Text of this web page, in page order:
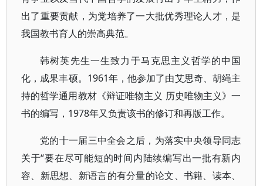
出了重要贡献，为党培养了一大批优秀理论人才，是
我国教书育人的崇高典范。
韩树英先生一生致力于马克思主义哲学的中国
化，成果丰硕。1961年，他参加了由艾思奇、胡绳主
持的哲学通用教材《辩证唯物主义 历史唯物主义》一
书的编写，1978年又负责该书的修订和再版工作。
党的十一届三中全会之后，为落实中央领导同志
关于“要在尽可能短的时间内陆续编写出一批有新内
容、新思想、新语言的有分量的论文、书籍、读本、